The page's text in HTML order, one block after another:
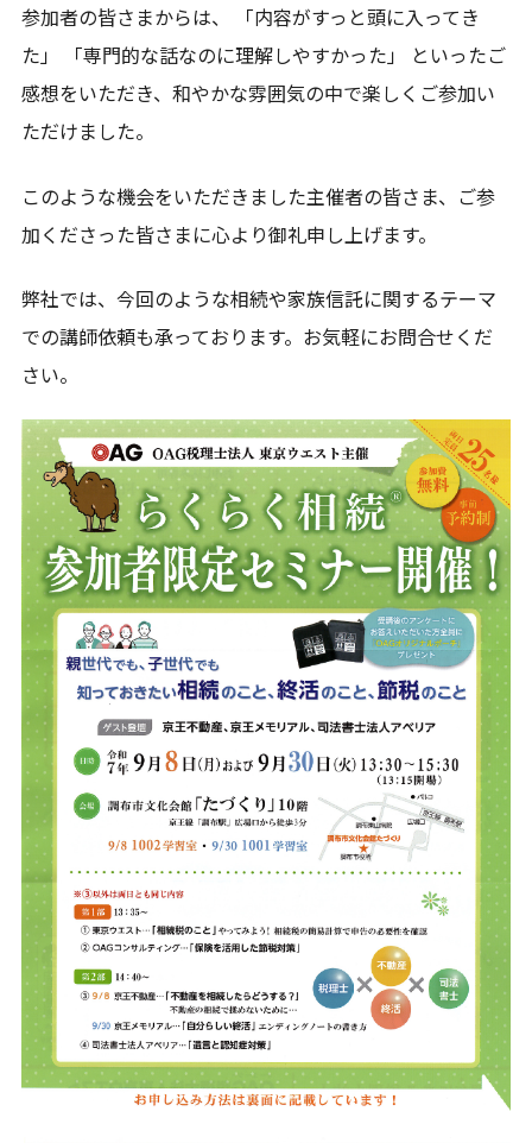
参加者の皆さまからは、 「内容がすっと頭に入ってき
た」 「専門的な話なのに理解しやすかった」 といったご
感想をいただき、和やかな雰囲気の中で楽しくご参加い
ただけました。
このような機会をいただきました主催者の皆さま、ご参
加くださった皆さまに心より御礼申し上げます。
弊社では、今回のような相続や家族信託に関するテーマ
での講師依頼も承っております。お気軽にお問合せくだ
さい。